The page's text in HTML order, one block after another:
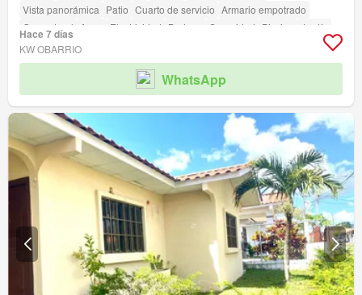
Vista panorámica Patio Cuarto de servicio Armario empotrado
Gas natural
Agua Electricidad Bodega Seguridad Piscina
Jardín
Parrilla
Hace 7 días
KW OBARRIO
WhatsApp